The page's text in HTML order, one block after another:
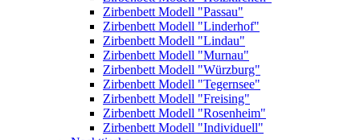
Zirbenbett Modell "Passau"
Zirbenbett Modell "Linderhof"
Zirbenbett Modell "Lindau"
Zirbenbett Modell "Murnau"
Zirbenbett Modell "Würzburg"
Zirbenbett Modell "Tegernsee"
Zirbenbett Modell "Freising"
Zirbenbett Modell "Rosenheim"
Zirbenbett Modell "Individuell"